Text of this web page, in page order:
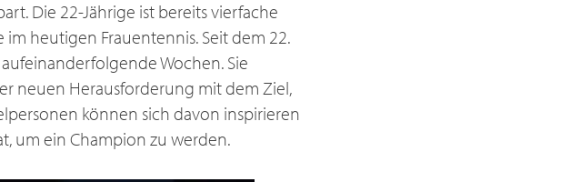
Die 22-Jährige ist bereits vierfache
heutigen Frauentennis. Seit dem 22.
Wochen. Sie
neuen Herausforderung mit dem Ziel,
können sich davon inspirieren
um ein Champion zu werden.